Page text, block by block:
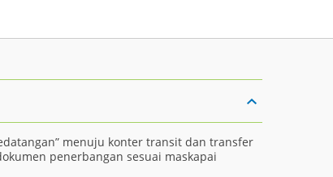
menuju konter transit dan transfer
penerbangan sesuai maskapai